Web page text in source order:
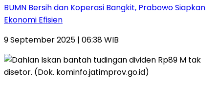
BUMN Bersih dan Koperasi Bangkit, Prabowo Siapkan
Ekonomi Efisien
9 September 2025 | 06:38 WIB